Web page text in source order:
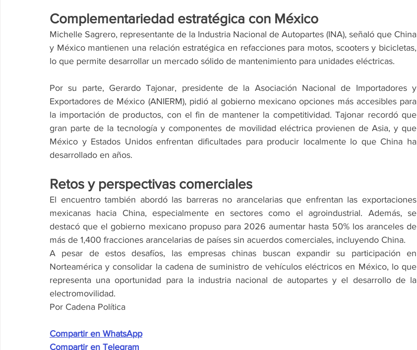
Complementariedad estratégica con México
Michelle Sagrero, representante de la Industria Nacional de Autopartes (INA), señaló que China
y México mantienen una relación estratégica en refacciones para motos, scooters y bicicletas,
lo que permite desarrollar un mercado sólido de mantenimiento para unidades eléctricas.
Por su parte, Gerardo Tajonar, presidente de la Asociación Nacional de Importadores y
Exportadores de México (ANIERM), pidió al gobierno mexicano opciones más accesibles para
la importación de productos, con el fin de mantener la competitividad. Tajonar recordó que
gran parte de la tecnología y componentes de movilidad eléctrica provienen de Asia, y que
México y Estados Unidos enfrentan dificultades para producir localmente lo que China ha
desarrollado en años.
Retos y perspectivas comerciales
El encuentro también abordó las barreras no arancelarias que enfrentan las exportaciones
mexicanas hacia China, especialmente en sectores como el agroindustrial. Además, se
destacó que el gobierno mexicano propuso para 2026 aumentar hasta 50% los aranceles de
más de 1,400 fracciones arancelarias de países sin acuerdos comerciales, incluyendo China.
A pesar de estos desafíos, las empresas chinas buscan expandir su participación en
Norteamérica y consolidar la cadena de suministro de vehículos eléctricos en México, lo que
representa una oportunidad para la industria nacional de autopartes y el desarrollo de la
electromovilidad.
Por Cadena Política
Compartir en WhatsApp
Compartir en Telegram